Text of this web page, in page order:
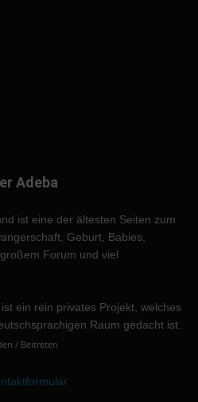
Adeba
ist eine der ältesten Seiten zum
Geburt, Babies,
Forum und viel
ein rein privates Projekt, welches
Raum gedacht ist.
/ Beitreten